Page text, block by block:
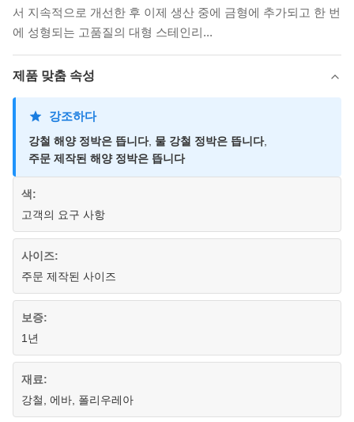
서 지속적으로 개선한 후 이제 생산 중에 금형에 추가되고 한 번
에 성형되는 고품질의 대형 스테인리...
제품 맞춤 속성
강조하다
강철 해양 정박은 뜹니다, 물 강철 정박은 뜹니다,
주문 제작된 해양 정박은 뜹니다
색:
고객의 요구 사항
사이즈:
주문 제작된 사이즈
보증:
1년
재료:
강철, 에바, 폴리우레아